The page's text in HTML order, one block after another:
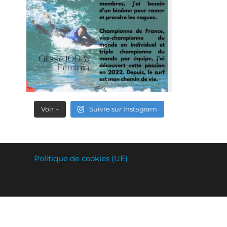
Voir + Suivre sur Instagram
Politique de cookies (UE)